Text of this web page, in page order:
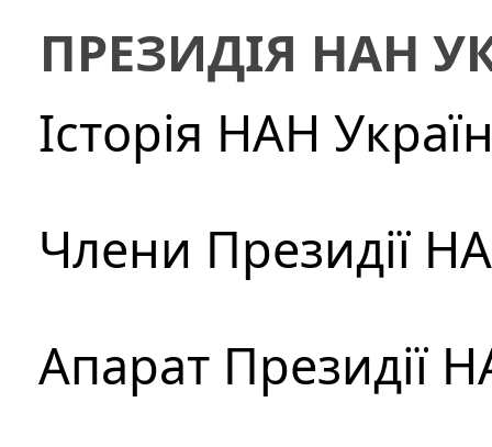
ПРЕЗИДІЯ НАН
Історія НАН
Члени Президії
Апарат Президії